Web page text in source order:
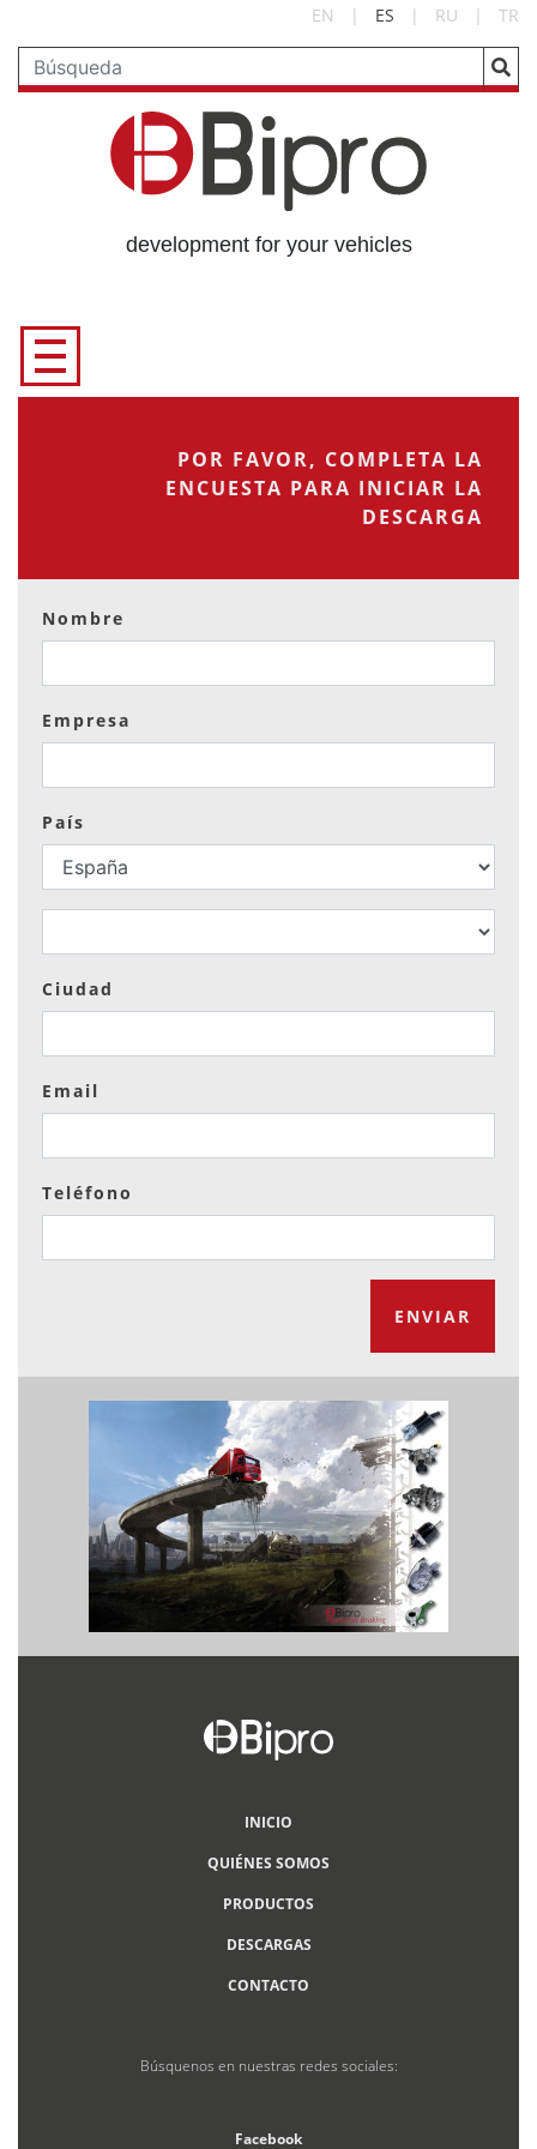
EN | ES | RU | TR
development for your vehicles
POR FAVOR, COMPLETA LA
ENCUESTA PARA INICIAR LA
DESCARGA
Nombre
Empresa
País
Ciudad
Email
Teléfono
ENVIAR
INICIO
QUIÉNES SOMOS
PRODUCTOS
DESCARGAS
CONTACTO
Búsquenos en nuestras redes sociales:
Facebook